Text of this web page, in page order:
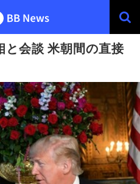
と会談 米朝間の直接